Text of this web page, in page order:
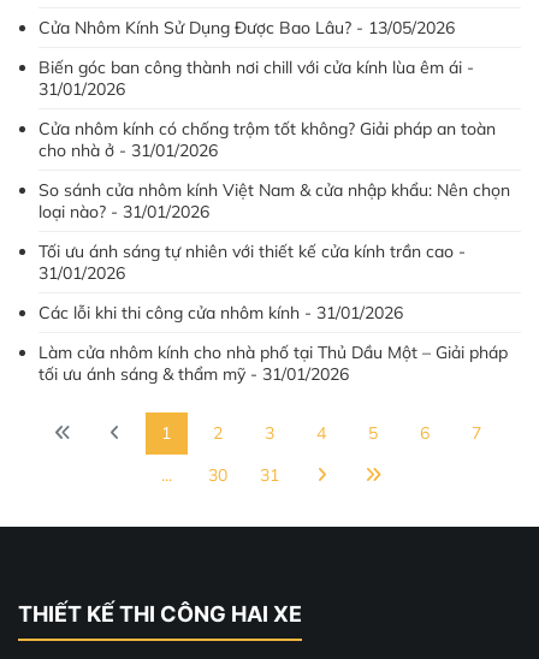
Cửa Nhôm Kính Sử Dụng Được Bao Lâu? - 13/05/2026
Biến góc ban công thành nơi chill với cửa kính lùa êm ái -
31/01/2026
Cửa nhôm kính có chống trộm tốt không? Giải pháp an toàn
cho nhà ở - 31/01/2026
So sánh cửa nhôm kính Việt Nam & cửa nhập khẩu: Nên chọn
loại nào? - 31/01/2026
Tối ưu ánh sáng tự nhiên với thiết kế cửa kính trần cao -
31/01/2026
Các lỗi khi thi công cửa nhôm kính - 31/01/2026
Làm cửa nhôm kính cho nhà phố tại Thủ Dầu Một – Giải pháp
tối ưu ánh sáng & thẩm mỹ - 31/01/2026
1 2 3 4 5 6
7
...
30 31
THIẾT KẾ THI CÔNG HAI XE